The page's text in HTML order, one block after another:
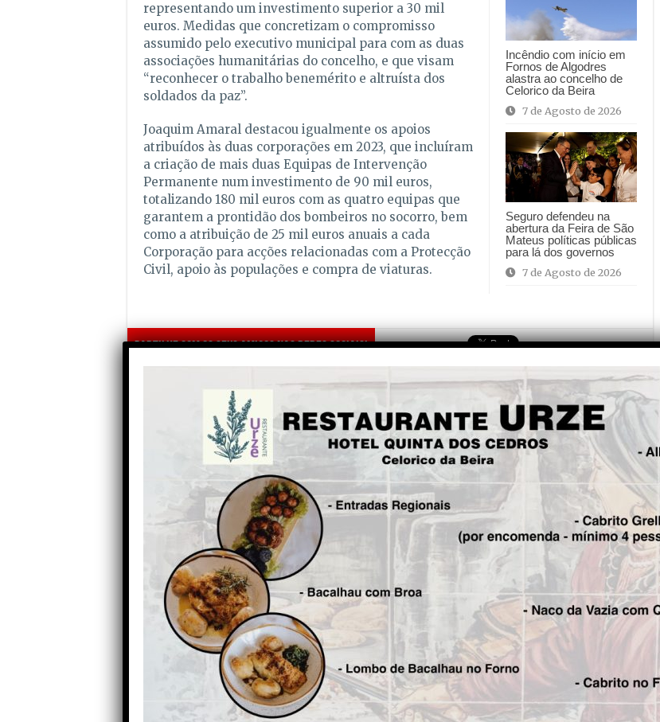
Incêndio com início em
Fornos de Algodres
alastra ao concelho de
Celorico da Beira
7 de Agosto de 2026
Seguro defendeu na
abertura da Feira de São
Mateus políticas públicas
para lá dos governos
7 de Agosto de 2026
representando um investimento superior a 30 mil
euros. Medidas que concretizam o compromisso
assumido pelo executivo municipal para com as duas
associações humanitárias do concelho, e que visam
“reconhecer o trabalho benemérito e altruísta dos
soldados da paz”.
Joaquim Amaral destacou igualmente os apoios
atribuídos às duas corporações em 2023, que incluíram
a criação de mais duas Equipas de Intervenção
Permanente num investimento de 90 mil euros,
totalizando 180 mil euros com as quatro equipas que
garantem a prontidão dos bombeiros no socorro, bem
como a atribuição de 25 mil euros anuais a cada
Corporação para acções relacionadas com a Protecção
Civil, apoio às populações e compra de viaturas.
Partilhe com os seus amigos nas redes sociais!
Dois pesos e… Autor:
Fernando Roldão
Seg.
“Geoscope” inaugurado em
Fajão: local com condições de
excelência para observar o
céu nocturno